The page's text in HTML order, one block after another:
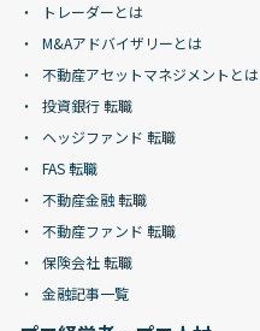
トレーダーとは
M&Aアドバイザリーとは
不動産アセットマネジメントとは
投資銀行 転職
ヘッジファンド 転職
FAS 転職
不動産金融 転職
不動産ファンド 転職
保険会社 転職
金融記事一覧